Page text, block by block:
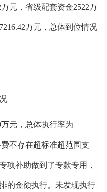
万元，省级配套资金2522万
7216.42万元 ， 总体到位情况
万元，总体执行率为
不存在超标准超范围支
项补助做到了专款专用，
的金额执行。未发现执行